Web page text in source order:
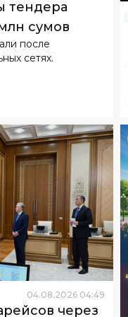
04.08.2026 04:49
через
на
на 27%
планируется